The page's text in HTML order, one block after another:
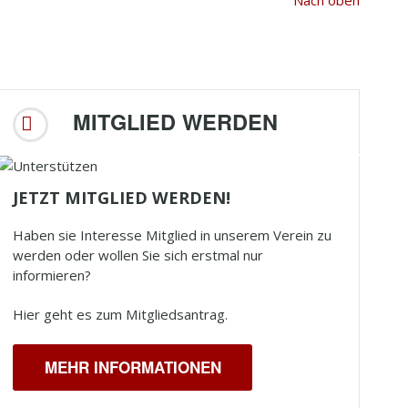
MITGLIED WERDEN
JETZT MITGLIED WERDEN!
Haben sie Interesse Mitglied in unserem Verein zu
werden oder wollen Sie sich erstmal nur
informieren?
Hier geht es zum Mitgliedsantrag.
MEHR INFORMATIONEN